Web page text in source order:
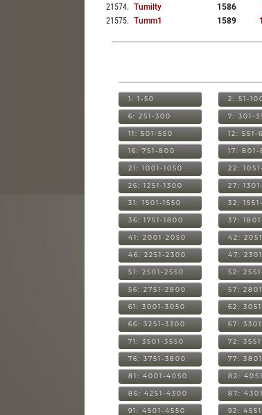
21574. Tumilty 1586
21575. Tumm1 1589
1: 1-50 2: 51-
6: 251-300 7: 301-
11: 501-550 12: 551-
16: 751-800 17: 801-
21: 1001-1050 22:
26: 1251-1300 27:
31: 1501-1550 32:
36: 1751-1800 37:
41: 2001-2050 42:
46: 2251-2300 47:
51: 2501-2550 52:
56: 2751-2800 57:
61: 3001-3050 62:
66: 3251-3300 67:
71: 3501-3550 72:
76: 3751-3800 77:
81: 4001-4050 82:
86: 4251-4300 87:
91: 4501-4550 92: